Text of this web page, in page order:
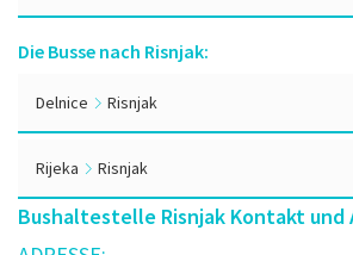
Die Busse nach Risnjak:
Delnice Risnjak
Rijeka Risnjak
Bushaltestelle Risnjak Kontakt und